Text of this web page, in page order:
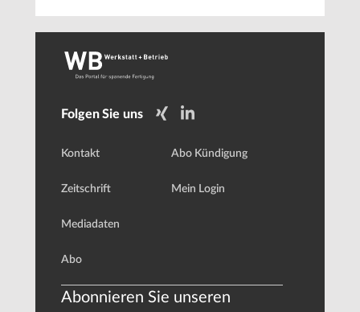
Folgen Sie uns
Kontakt
Zeitschrift
Mediadaten
Abo
Abo Kündigung
Mein Login
Abonnieren Sie unseren